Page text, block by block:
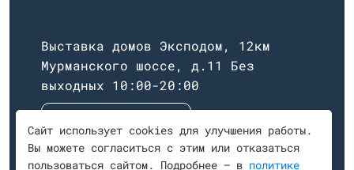
Выставка домов Эксподом, 12км
Мурманского шоссе, д.11 Без
выходных 10:00-20:00
Построить маршрут
Сайт использует cookies для улучшения работы.
Вы можете согласиться с этим или отказаться
пользоваться сайтом. Подробнее — в политике